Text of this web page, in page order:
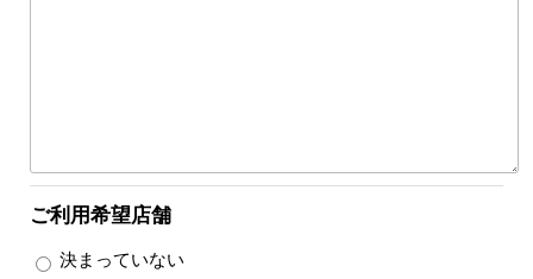
ご利用希望店舗
決まっていない